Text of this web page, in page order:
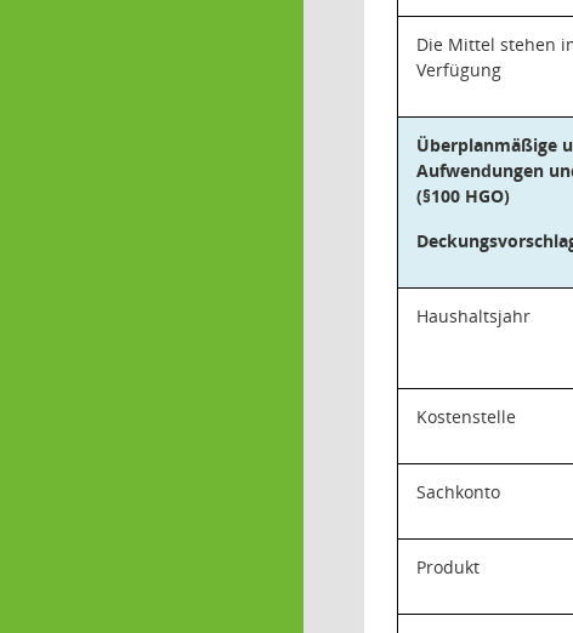
Die Mittel stehen
Verfügung
Überplanmäßige
Aufwendungen
(§100 HGO)
Haushaltsjahr
Kostenstelle
Sachkonto
Produkt